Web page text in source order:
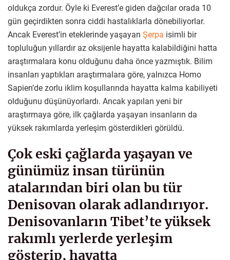
oldukça zordur. Öyle ki Everest’e giden dağcılar orada 10
gün geçirdikten sonra ciddi hastalıklarla dönebiliyorlar.
Ancak Everest’in eteklerinde yaşayan Şerpa isimli bir
topluluğun yıllardır az oksijenle hayatta kalabildiğini hatta
araştırmalara konu olduğunu daha önce yazmıştık. Bilim
insanları yaptıkları araştırmalara göre, yalnızca Homo
Sapien’de zorlu iklim koşullarında hayatta kalma kabiliyeti
olduğunu düşünüyorlardı. Ancak yapılan yeni bir
araştırmaya göre, ilk çağlarda yaşayan insanların da
yüksek rakımlarda yerleşim gösterdikleri görüldü.
Çok eski çağlarda yaşayan ve
günümüz insan türünün
atalarından biri olan bu tür
Denisovan olarak adlandırıyor.
Denisovanların Tibet’te yüksek
rakımlı yerlerde yerleşim
gösterip, hayatta